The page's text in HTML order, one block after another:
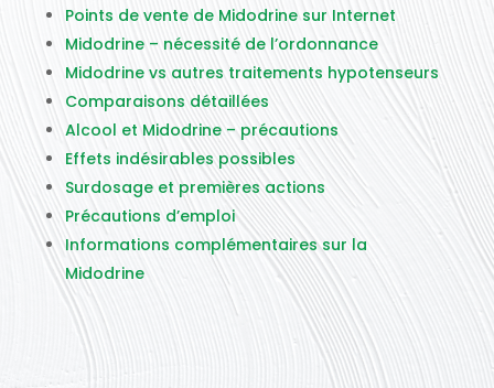
Points de vente de Midodrine sur Internet
Midodrine – nécessité de l’ordonnance
Midodrine vs autres traitements hypotenseurs
Comparaisons détaillées
Alcool et Midodrine – précautions
Effets indésirables possibles
Surdosage et premières actions
Précautions d’emploi
Informations complémentaires sur la
Midodrine